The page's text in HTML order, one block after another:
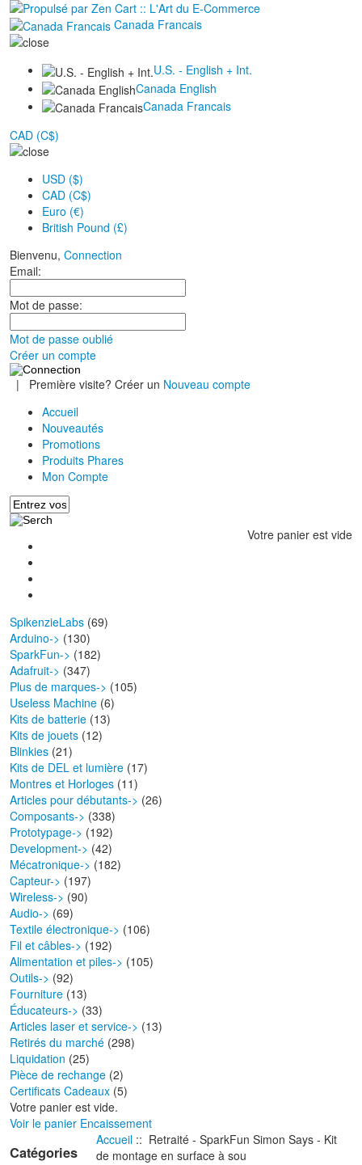
Canada Francais
U.S. - English + Int.
Canada English
Canada Francais
CAD (C$)
USD ($)
CAD (C$)
Euro (€)
British Pound (£)
Bienvenu, Connection
Email:
Mot de passe:
Mot de passe oublié
Créer un compte
|
Première visite? Créer un Nouveau compte
Accueil
Nouveautés
Promotions
Produits Phares
Mon Compte
Votre panier est vide
SpikenzieLabs (69)
Arduino-> (130)
SparkFun-> (182)
Adafruit-> (347)
Plus de marques-> (105)
Useless Machine (6)
Kits de batterie (13)
Kits de jouets (12)
Blinkies (21)
Kits de DEL et lumière (17)
Montres et Horloges (11)
Articles pour débutants-> (26)
Composants-> (338)
Prototypage-> (192)
Development-> (42)
Mécatronique-> (182)
Capteur-> (197)
Wireless-> (90)
Audio-> (69)
Textile électronique-> (106)
Fil et câbles-> (192)
Alimentation et piles-> (105)
Outils-> (92)
Fourniture (13)
Éducateurs-> (33)
Articles laser et service-> (13)
Retirés du marché (298)
Liquidation (25)
Pièce de rechange (2)
Certificats Cadeaux (5)
Votre panier est vide.
Voir le panier Encaissement
Catégories
Accueil :: Retraité - SparkFun Simon Says - Kit
de montage en surface à sou